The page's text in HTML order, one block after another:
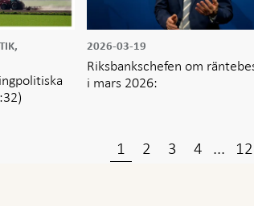
2026-03-19
Riksbankschefen om
i mars 2026:
1 2 3 4 ... 12